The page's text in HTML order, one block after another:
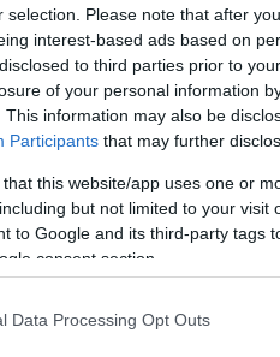
selection. Please note that after
interest-based ads based on
to third parties prior to
of your personal information
This information may also be
Participants that may further
that this website/app uses one or
but not limited to your
to Google and its third-party tags
consent section.
Data Processing Opt Outs
színpadán a Sóska,
valamint a benne
július 11-én, kedden
mindannyian járunk):
- különösen, ha nagyon
mindazok, akik
Zséda-
különösen kedvesek